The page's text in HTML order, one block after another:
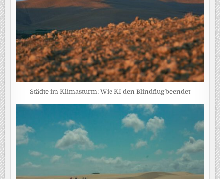
Städte im Klimasturm: Wie KI den Blindflug beendet